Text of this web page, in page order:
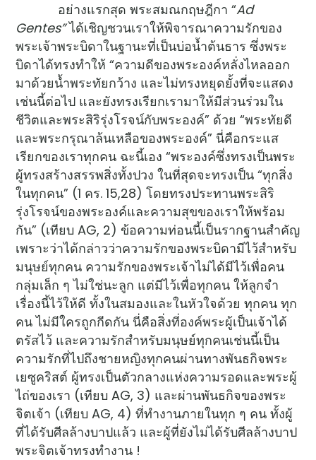
อย่างแรกสุด พระสมณกฤษฎีกา “Ad
Gentes”ได้เชิญชวนเราให้พิจารณาความรักของ
พระเจ้าพระบิดาในฐานะที่เป็นบ่อน้ำต้นธาร ซึ่งพระ
บิดาได้ทรงทำให้ “ความดีของพระองค์หลั่งไหลออก
มาด้วยน้ำพระทัยกว้าง และไม่ทรงหยุดยั้งที่จะแสดง
เช่นนี้ต่อไป และยังทรงเรียกเรามาให้มีส่วนร่วมใน
ชีวิตและพระสิริรุ่งโรจน์กับพระองค์” ด้วย “พระทัยดี
และพระกรุณาล้นเหลือของพระองค์” นี่คือกระแส
เรียกของเราทุกคน ฉะนี้เอง “พระองค์ซึ่งทรงเป็นพระ
ผู้ทรงสร้างสรรพสิ่งทั้งปวง ในที่สุดจะทรงเป็น “ทุกสิ่ง
ในทุกคน” (1 คร. 15,28) โดยทรงประทานพระสิริ
รุ่งโรจน์ของพระองค์และความสุขของเราให้พร้อม
กัน” (เทียบ AG, 2) ข้อความท่อนนี้เป็นรากฐานสำคัญ
เพราะว่าได้กล่าวว่าความรักของพระบิดามีไว้สำหรับ
มนุษย์ทุกคน ความรักของพระเจ้าไม่ได้มีไว้เพื่อคน
กลุ่มเล็ก ๆ ไม่ใช่นะลูก แต่มีไว้เพื่อทุกคน ให้ลูกจำ
เรื่องนี้ไว้ให้ดี ทั้งในสมองและในหัวใจด้วย ทุกคน ทุก
คน ไม่มีใครถูกกีดกัน นี่คือสิ่งที่องค์พระผู้เป็นเจ้าได้
ตรัสไว้ และความรักสำหรับมนุษย์ทุกคนเช่นนี้เป็น
ความรักที่ไปถึงชายหญิงทุกคนผ่านทางพันธกิจพระ
เยซูคริสต์ ผู้ทรงเป็นตัวกลางแห่งความรอดและพระผู้
ไถ่ของเรา (เทียบ AG, 3) และผ่านพันธกิจของพระ
จิตเจ้า (เทียบ AG, 4) ที่ทำงานภายในทุก ๆ คน ทั้งผู้
ที่ได้รับศีลล้างบาปแล้ว และผู้ที่ยังไม่ได้รับศีลล้างบาป
พระจิตเจ้าทรงทำงาน !